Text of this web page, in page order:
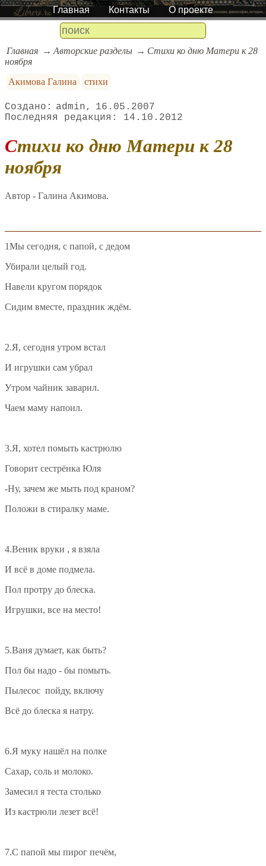
Главная Контакты О проекте
Главная Авторские разделы
Стихи ко дню Матери к 28
ноября
Акимова Галина
стихи
admin
16.05.2007
14.10.2012
Стихи ко дню Матери к 28
ноября
Автор - Галина Акимова.
1Мы сегодня, с папой, с дедом
Убирали целый год.
Навели кругом порядок
Сидим вместе, праздник ждём.
2.Я, сегодня утром встал
И игрушки сам убрал
Утром чайник заварил.
Чаем маму напоил.
3.Я, хотел помыть кастрюлю
Говорит сестрёнка Юля
-Ну, зачем же мыть под краном?
Положи в стиралку маме.
4.Веник вруки , я взяла
И всё в доме подмела.
Пол протру до блеска.
Игрушки, все на место!
5.Ваня думает, как быть?
Пол бы надо - бы помыть.
Пылесос пойду, включу
Всё до блеска я натру.
6.Я муку нашёл на полке
Сахар, соль и молоко.
Замесил я теста столько
Из кастрюли лезет всё!
7.С папой мы пирог печём,